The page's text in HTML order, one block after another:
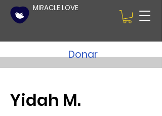
MIRACLE LOVE
Donar
Yidah M.